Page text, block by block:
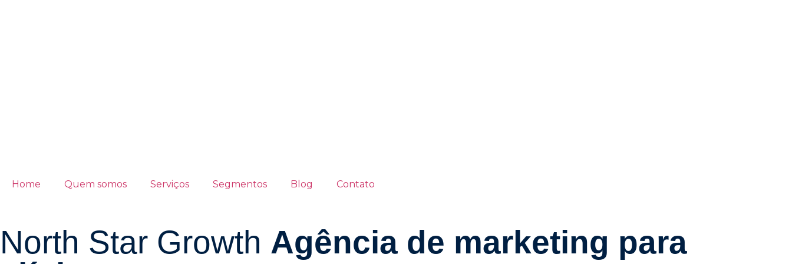
Home Quem somos Serviços Segmentos Blog Contato
North Star Growth Agência de marketing para